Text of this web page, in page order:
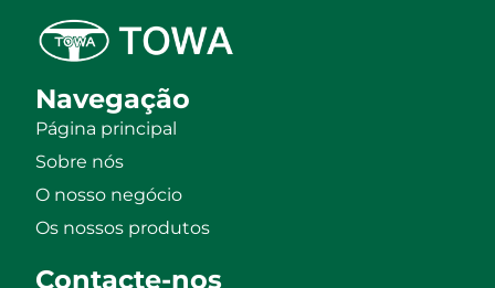
Navegação
Página principal
Sobre nós
O nosso negócio
Os nossos produtos
Contacte-nos